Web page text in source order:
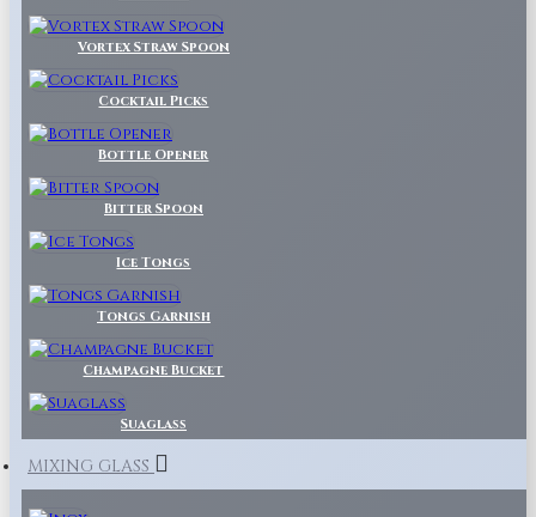
Vortex Straw Spoon
Cocktail Picks
Bottle Opener
Bitter Spoon
Ice Tongs
Tongs Garnish
Champagne Bucket
Suaglass
MIXING GLASS